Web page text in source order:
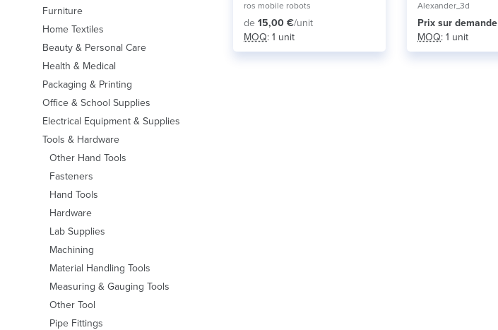
Furniture
Home Textiles
Beauty & Personal Care
Health & Medical
Packaging & Printing
Office & School Supplies
Electrical Equipment & Supplies
Tools & Hardware
Other Hand Tools
Fasteners
Hand Tools
Hardware
Lab Supplies
Machining
Material Handling Tools
Measuring & Gauging Tools
Other Tool
Pipe Fittings
ros mobile robots
de 15,00 €/unit
MOQ: 1 unit
Alexander_3d
Prix ​​sur demande
MOQ: 1 unit